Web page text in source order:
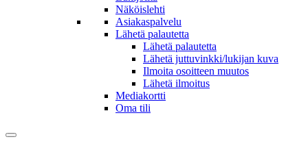
Näköislehti
Asiakaspalvelu
Lähetä palautetta
Lähetä palautetta
Lähetä juttuvinkki/lukijan kuva
Ilmoita osoitteen muutos
Lähetä ilmoitus
Mediakortti
Oma tili